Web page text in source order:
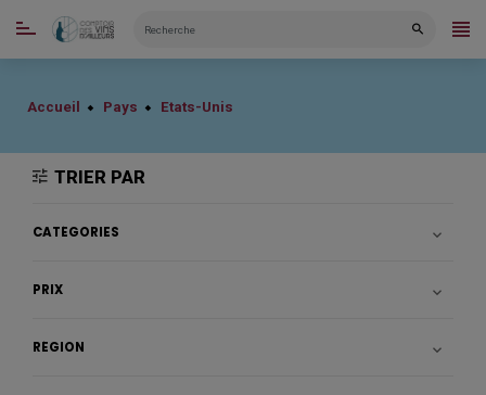
CATÉGORIES
Accueil Pays Etats-Unis
TRIER PAR
CATÉGORIES 
PRIX 
RÉGION 